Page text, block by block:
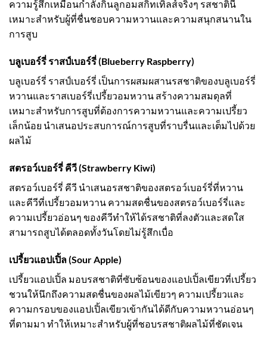
ความรู้สึกเหมือนกำลังกินลูกอมสกิทเทิลส์จริงๆ รสชาตินี้
เหมาะสำหรับผู้ที่ชื่นชอบความหวานและความสนุกสนานใน
การสูบ
บลูเบอร์รี่ ราสป์เบอร์รี่ (Blueberry Raspberry)
บลูเบอร์รี่ ราสป์เบอร์รี่ เป็นการผสมผสานรสชาติของบลูเบอร์รี่
หวานและราสเบอร์รี่เปรี้ยวอมหวาน สร้างความสมดุลที่
เหมาะสำหรับการสูบที่ต้องการความหวานและความเปรี้ยว
เล็กน้อย นำเสนอประสบการณ์การสูบที่ราบรื่นและเต็มไปด้วย
ผลไม้
สตรอว์เบอร์รี่ คีวี (Strawberry Kiwi)
สตรอว์เบอร์รี่ คีวี นำเสนอรสชาติของสตรอว์เบอร์รี่ที่หวาน
และคีวีที่เปรี้ยวอมหวาน ความสดชื่นของสตรอว์เบอร์รี่และ
ความเปรี้ยวอ่อนๆ ของคีวีทำให้ได้รสชาติที่ลงตัวและสดใส
สามารถสูบได้ตลอดทั้งวันโดยไม่รู้สึกเบื่อ
เปรี้ยวแอปเปิ้ล (Sour Apple)
เปรี้ยวแอปเปิ้ล มอบรสชาติที่ซับซ้อนของแอปเปิ้ลเขียวที่เปรี้ยว
ชวนให้นึกถึงความสดชื่นของผลไม้เขียวๆ ความเปรี้ยวและ
ความกรอบของแอปเปิ้ลเขียวเข้ากันได้ดีกับความหวานอ่อนๆ
ที่ตามมา ทำให้เหมาะสำหรับผู้ที่ชอบรสชาติผลไม้ที่ชัดเจน